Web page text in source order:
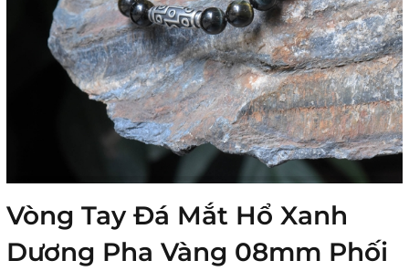
Vòng Tay Đá Mắt Hổ Xanh
Dương Pha Vàng 08mm Phối